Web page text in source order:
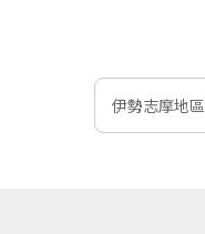
伊勢志摩地區